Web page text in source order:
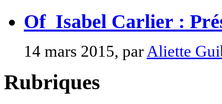
Of_Isabel Carlier :
14 mars 2015, par Aliette
Rubriques